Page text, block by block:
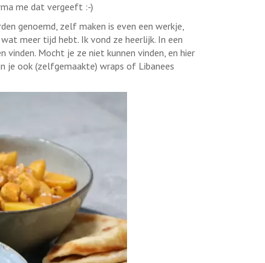
me dat vergeeft :-)
genoemd, zelf maken is even een werkje,
meer tijd hebt. Ik vond ze heerlijk. In een
Mocht je ze niet kunnen vinden, en hier
je ook (zelfgemaakte) wraps of Libanees